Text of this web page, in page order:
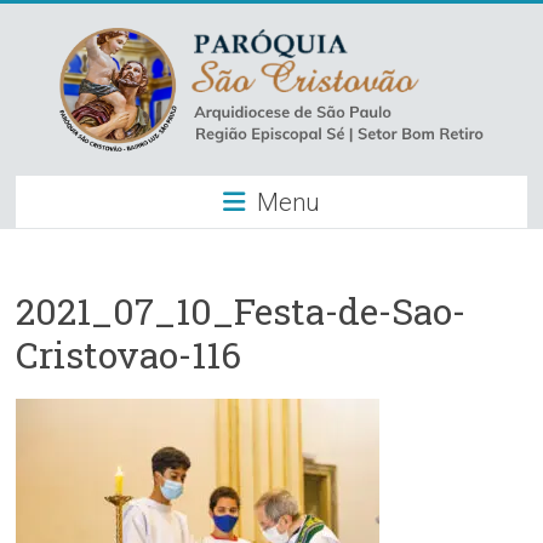
content
Paróquia
São
–
Luz
Menu
2021_07_10_Festa-de-Sao-
Cristovao-116